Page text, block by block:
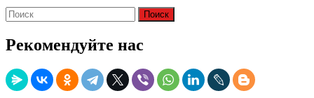
Рекомендуйте нас